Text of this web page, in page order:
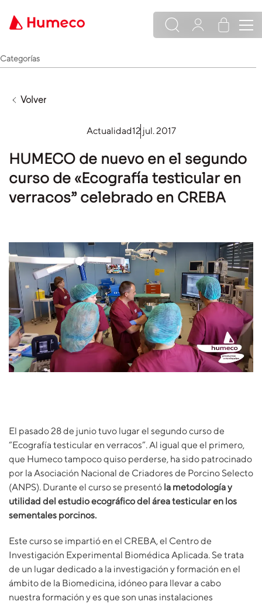
Categorías
Volver
Actualidad12 jul. 2017
HUMECO de nuevo en el segundo
curso de «Ecografía testicular en
verracos” celebrado en CREBA
El pasado 28 de junio tuvo lugar el segundo curso de
“Ecografía testicular en verracos”. Al igual que el primero,
que Humeco tampoco quiso perderse, ha sido patrocinado
por la Asociación Nacional de Criadores de Porcino Selecto
(ANPS). Durante el curso se presentó la metodología y
utilidad del estudio ecográfico del área testicular en los
sementales porcinos.
Este curso se impartió en el CREBA, el Centro de
Investigación Experimental Biomédica Aplicada. Se trata
de un lugar dedicado a la investigación y formación en el
ámbito de la Biomedicina, idóneo para llevar a cabo
nuestra formación y es que son unas instalaciones